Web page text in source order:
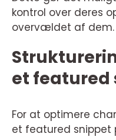
kontrol over deres
overvældet af dem.
et featured
For at optimere
et featured snippet